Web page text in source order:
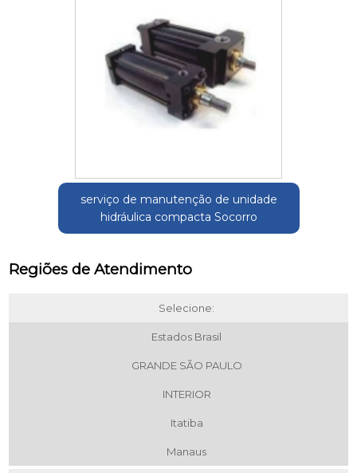
serviço de manutenção de unidade
hidráulica compacta Socorro
Regiões de Atendimento
Selecione:
Estados Brasil
GRANDE SÃO PAULO
INTERIOR
Itatiba
Manaus